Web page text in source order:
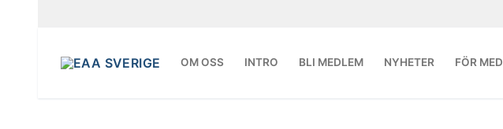
OM OSS INTRO BLI MEDLEM NYHETER FÖR